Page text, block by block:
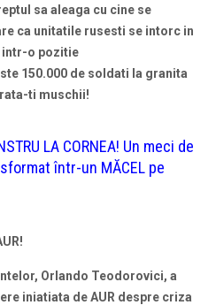
sa aleaga cu cine se
ca unitatile rusesti se intorc in
intr-o pozitie
150.000 de soldati la granita
ti muschii!
LA CORNEA! Un meci de
într-un MĂCEL pe
Orlando Teodorovici, a
iniatiata de AUR despre criza